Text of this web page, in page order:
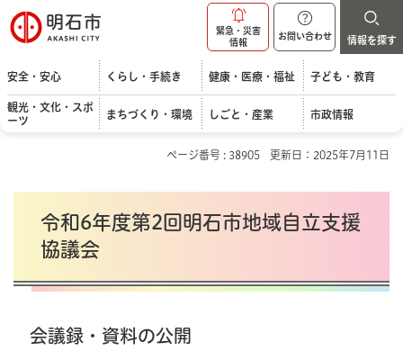
明石市
緊急・災害
情報
お問い合わせ 情報を探す
安全・安心 くらし・手続き 健康・医療・福祉 子ども・教育
観光・文化・スポ
ーツ
まちづくり・環境 しごと・産業 市政情報
ページ番号 : 38905 更新日：2025年7月11日
令和6年度第2回明石市地域自立支援
協議会
会議録・資料の公開